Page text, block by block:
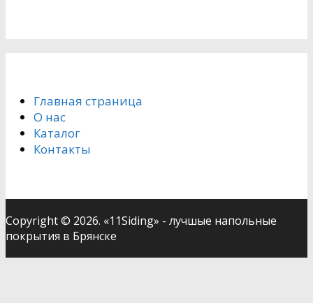
Главная страница
О нас
Каталог
Контакты
Copyright © 2026. «11Siding» - лучшые напольные
покрытия в Брянске